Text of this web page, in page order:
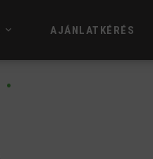
AJÁNLATKÉRÉS